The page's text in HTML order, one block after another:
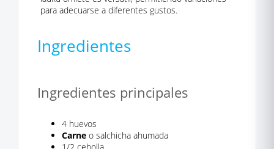
para adecuarse a diferentes gustos.
Ingredientes
Ingredientes principales
4 huevos
Carne o salchicha ahumada